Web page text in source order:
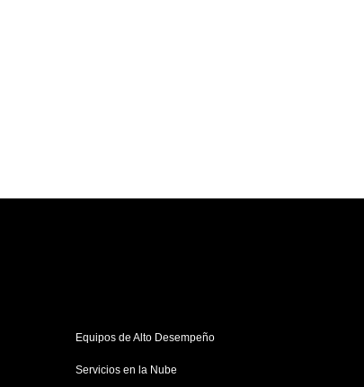
Equipos de Alto Desempeño
Servicios en la Nube